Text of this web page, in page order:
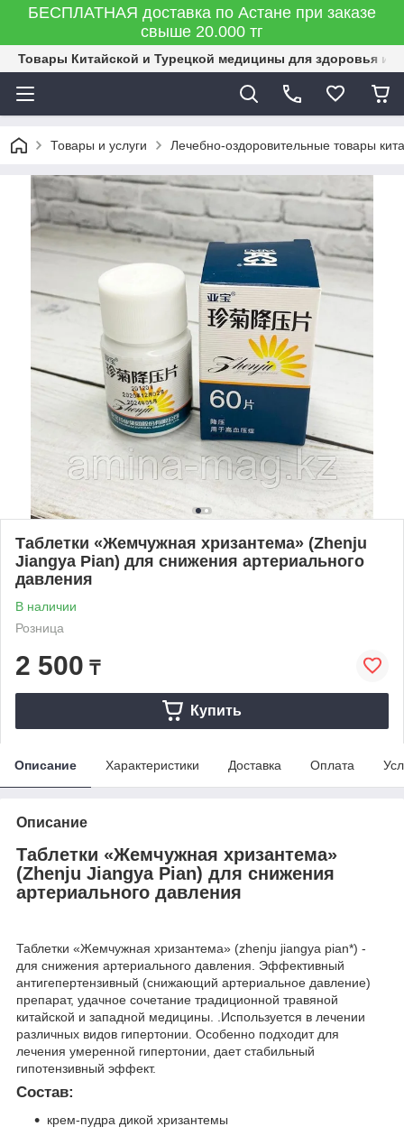
БЕСПЛАТНАЯ доставка по Астане при заказе
свыше 20.000 тг
Товары Китайской и Турецкой медицины для здоровья и
Товары и услуги Лечебно-оздоровительные товары
Таблетки «Жемчужная хризантема» (Zhenju
Jiangya Pian) для снижения артериального
давления
В наличии
Розница
2 500 ₸
Купить
Описание Характеристики Доставка Оплата
Описание
Таблетки «Жемчужная хризантема»
(Zhenju Jiangya Pian) для снижения
артериального давления
Таблетки «Жемчужная хризантема» (zhenju jiangya pian*) -
для снижения артериального давления. Эффективный
антигепертензивный (снижающий артериальное давление)
препарат, удачное сочетание традиционной травяной
китайской и западной медицины. .Используется в лечении
различных видов гипертонии. Особенно подходит для
лечения умеренной гипертонии, дает стабильный
гипотензивный эффект.
Состав:
крем-пудра дикой хризантемы